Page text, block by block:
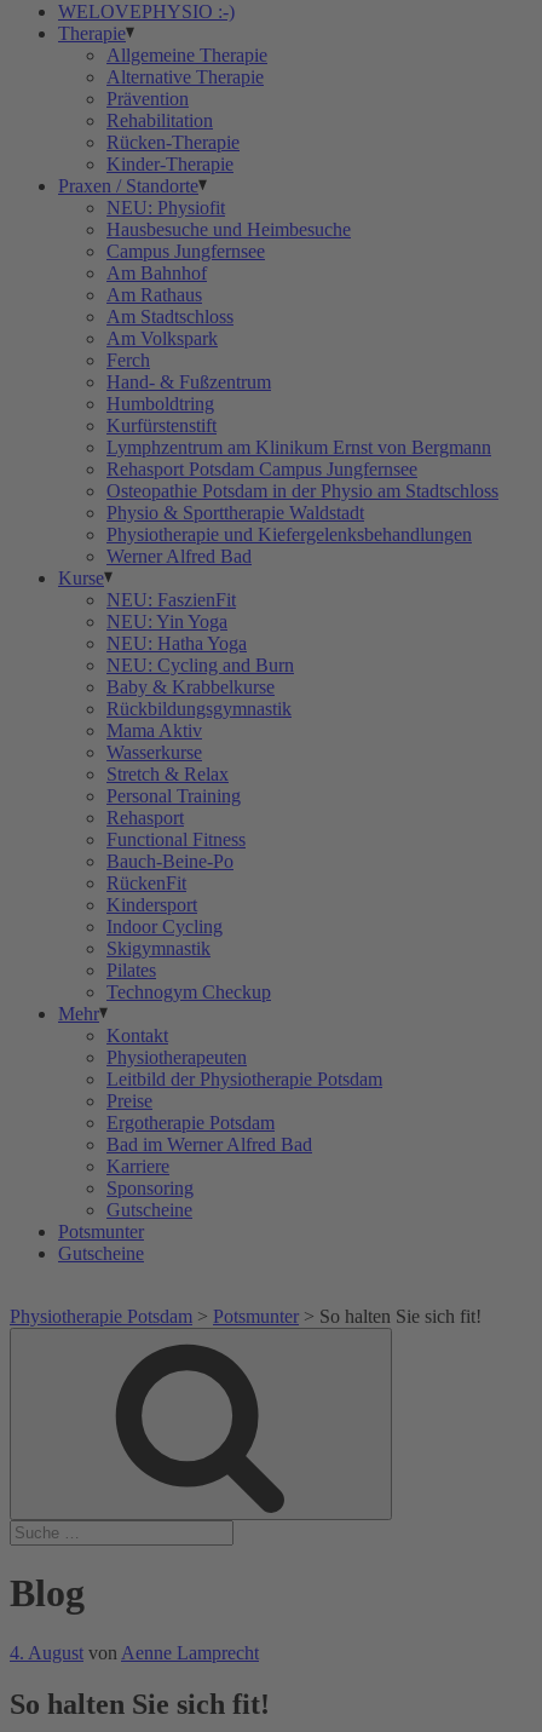
WELOVEPHYSIO :-)
Therapie
Allgemeine Therapie
Alternative Therapie
Prävention
Rehabilitation
Rücken-Therapie
Kinder-Therapie
Praxen / Standorte
NEU: Physiofit
Hausbesuche und Heimbesuche
Campus Jungfernsee
Am Bahnhof
Am Rathaus
Am Stadtschloss
Am Volkspark
Ferch
Hand- & Fußzentrum
Humboldtring
Kurfürstenstift
Lymphzentrum am Klinikum Ernst von Bergmann
Rehasport Potsdam Campus Jungfernsee
Osteopathie Potsdam in der Physio am Stadtschloss
Physio & Sporttherapie Waldstadt
Physiotherapie und Kiefergelenksbehandlungen
Werner Alfred Bad
Kurse
NEU: FaszienFit
NEU: Yin Yoga
NEU: Hatha Yoga
NEU: Cycling and Burn
Baby & Krabbelkurse
Rückbildungsgymnastik
Mama Aktiv
Wasserkurse
Stretch & Relax
Personal Training
Rehasport
Functional Fitness
Bauch-Beine-Po
RückenFit
Kindersport
Indoor Cycling
Skigymnastik
Pilates
Technogym Checkup
Mehr
Kontakt
Physiotherapeuten
Leitbild der Physiotherapie Potsdam
Preise
Ergotherapie Potsdam
Bad im Werner Alfred Bad
Karriere
Sponsoring
Gutscheine
Potsmunter
Gutscheine
Physiotherapie Potsdam > Potsmunter > So halten Sie sich fit!
Blog
Veröffentlicht
4. August von Aenne Lamprecht
So halten Sie sich fit!